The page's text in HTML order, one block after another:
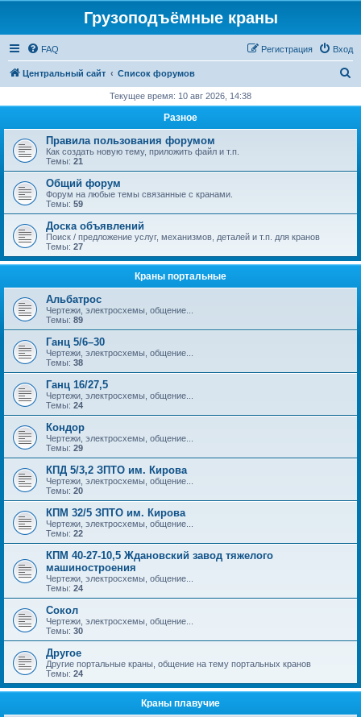
Грузоподъёмные краны
FAQ Вход
Регистрация
Центральный сайт Список форумов
с
Текущее время: 10 авг 2026, 14:38
Разное
Правила пользования форумом
Как создать новую тему, приложить файл и т.п.
Темы: 21
Общий форум
Форум на любые темы связанные с кранами.
Темы: 59
Доска объявлений
Поиск / предложение услуг, механизмов, деталей и т.п. для кранов
Темы: 27
Краны портальные
Альбатрос
Чертежи, электросхемы, общение...
Темы: 89
Ганц 5/6–30
Чертежи, электросхемы, общение...
Темы: 38
Ганц 16/27,5
Чертежи, электросхемы, общение...
Темы: 24
Кондор
Чертежи, электросхемы, общение...
Темы: 29
КПД 5/3,2 ЗПТО им. Кирова
Чертежи, электросхемы, общение...
Темы: 20
КПМ 32/5 ЗПТО им. Кирова
Чертежи, электросхемы, общение...
Темы: 22
КПМ 40-27-10,5 Ждановский завод тяжелого
машиностроения
Чертежи, электросхемы, общение...
Темы: 24
Сокол
Чертежи, электросхемы, общение...
Темы: 30
Другое
Другие портальные краны, общение на тему портальных кранов
Темы: 24
Краны плавучие